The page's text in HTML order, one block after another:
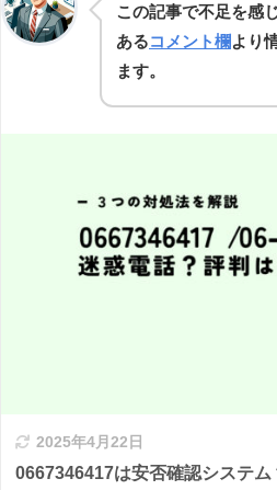
この記事で不足を感
あるコメント欄より
ます。
2025年4月22日
0667346417は安否確認システ